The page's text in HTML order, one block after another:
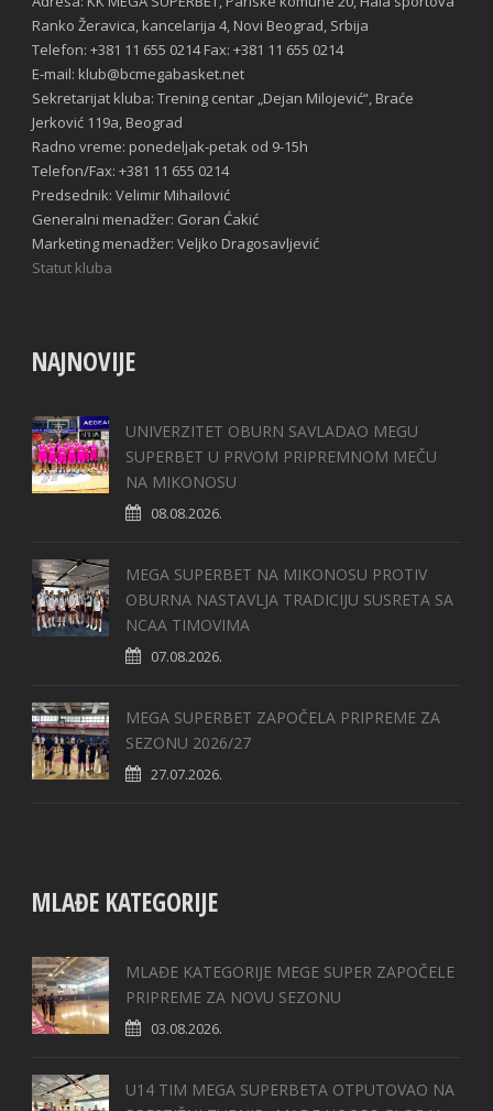
Ranko Žeravica, kancelarija 4, Novi Beograd, Srbija
Telefon: +381 11 655 0214 Fax: +381 11 655 0214
E-mail: klub@bcmegabasket.net
Sekretarijat kluba: Trening centar „Dejan Milojević“, Braće
Jerković 119a, Beograd
Radno vreme: ponedeljak-petak od 9-15h
Telefon/Fax: +381 11 655 0214
Predsednik: Velimir Mihailović
Generalni menadžer: Goran Ćakić
Marketing menadžer: Veljko Dragosavljević
Statut kluba
NAJNOVIJE
UNIVERZITET OBURN SAVLADAO MEGU
SUPERBET U PRVOM PRIPREMNOM MEČU
NA MIKONOSU
08.08.2026.
MEGA SUPERBET NA MIKONOSU PROTIV
OBURNA NASTAVLJA TRADICIJU SUSRETA SA
NCAA TIMOVIMA
07.08.2026.
MEGA SUPERBET ZAPOČELA PRIPREME ZA
SEZONU 2026/27
27.07.2026.
MLAĐE KATEGORIJE
MLAĐE KATEGORIJE MEGE SUPER ZAPOČELE
PRIPREME ZA NOVU SEZONU
03.08.2026.
U14 TIM MEGA SUPERBETA OTPUTOVAO NA